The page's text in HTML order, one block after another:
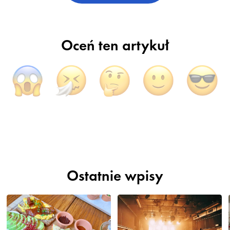
Oceń ten artykuł
Ostatnie wpisy